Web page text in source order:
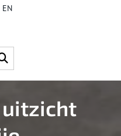
EN
uitzicht